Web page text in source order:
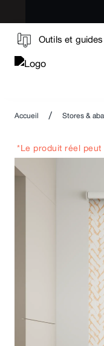
Outils et guides
Accueil / Stores &
*Le produit réel